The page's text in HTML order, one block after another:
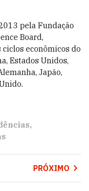
pela Fundação
Board,
econômicos do
Estados Unidos,
Japão,
PRÓXIMO